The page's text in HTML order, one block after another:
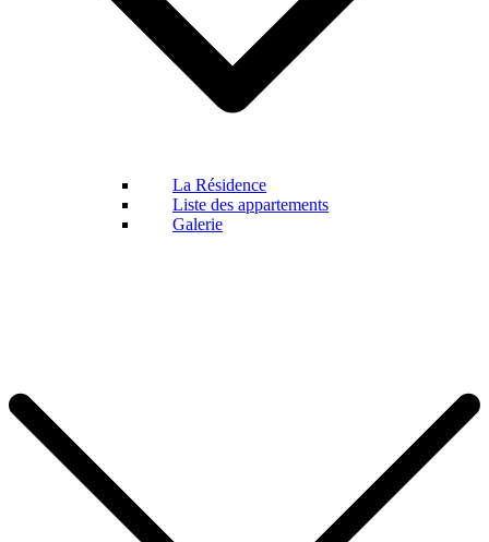
La Résidence
Liste des appartements
Galerie